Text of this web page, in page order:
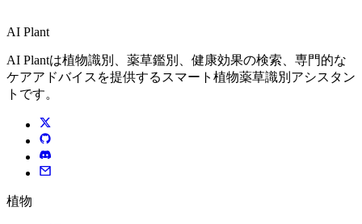
AI Plant
AI Plantは植物識別、薬草鑑別、健康効果の検索、専門的な
ケアアドバイスを提供するスマート植物薬草識別アシスタン
トです。
植物